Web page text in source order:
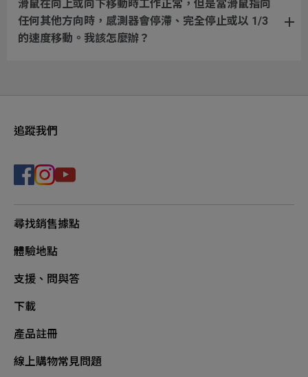
滑鼠在向上或向下移動時工作正常，但是當滑鼠指向
任何其他方向時，感測器會停滯、完全停止或以 1/3
的速度移動。我該怎麼辦？
追蹤我們
尋找銷售據點
體驗地點
支援、問與答
下載
產品註冊
線上購物常見問題